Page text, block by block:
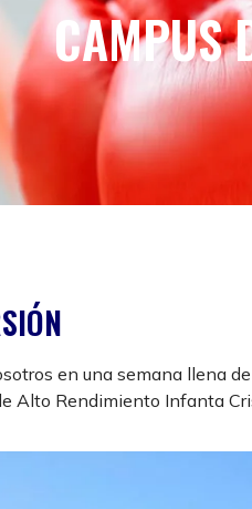
CAMPUS
en una semana llena
Alto Rendimiento Infanta